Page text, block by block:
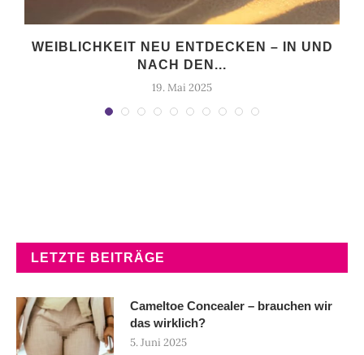
WEIBLICHKEIT NEU ENTDECKEN – IN UND
NACH DEN...
19. Mai 2025
LETZTE BEITRÄGE
Cameltoe Concealer – brauchen wir
das wirklich?
5. Juni 2025